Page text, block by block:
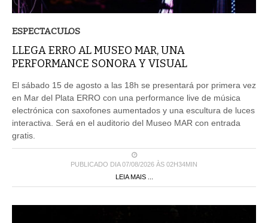
LLEGA ERRO AL MUSEO MAR, UNA
PERFORMANCE SONORA Y VISUAL
en Mar del Plata ERRO con una performance live de música
electrónica con saxofones aumentados y una escultura de luces
interactiva. Será en el auditorio del Museo MAR con entrada
gratis.
PUBLICADO DIA 07/08/2026 ÀS 02H34MIN
LEIA MAIS ...